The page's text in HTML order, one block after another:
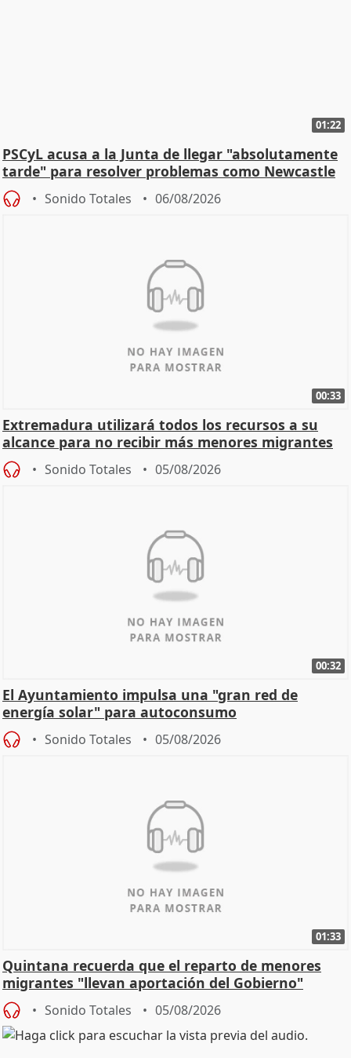
01:22
PSCyL acusa a la Junta de llegar "absolutamente
tarde" para resolver problemas como Newcastle
Sonido Totales 06/08/2026
00:33
Extremadura utilizará todos los recursos a su
alcance para no recibir más menores migrantes
Sonido Totales 05/08/2026
00:32
El Ayuntamiento impulsa una "gran red de
energía solar" para autoconsumo
Sonido Totales 05/08/2026
01:33
Quintana recuerda que el reparto de menores
migrantes "llevan aportación del Gobierno"
central
Sonido Totales 05/08/2026